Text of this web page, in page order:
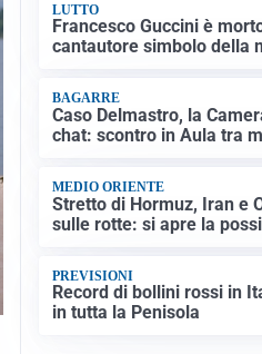
LUTTO
Francesco Guccini è
cantautore simbolo della
BAGARRE
Caso Delmastro, la
chat: scontro in Aula tra
MEDIO ORIENTE
Stretto di Hormuz, Iran e
sulle rotte: si apre la
PREVISIONI
Record di bollini rossi in
in tutta la Penisola